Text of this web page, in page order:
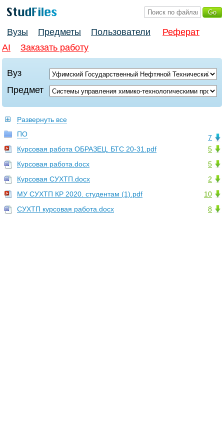
Вузы Предметы Пользователи
Реферат
AI
Заказать работу
Вуз
Предмет
Развернуть все
7
ПО
5
Курсовая работа ОБРАЗЕЦ. БТС 20-31.pdf
5
Курсовая работа.docx
2
Курсовая СУХТП.docx
10
МУ СУХТП КР 2020. студентам (1).pdf
8
СУХТП курсовая работа.docx